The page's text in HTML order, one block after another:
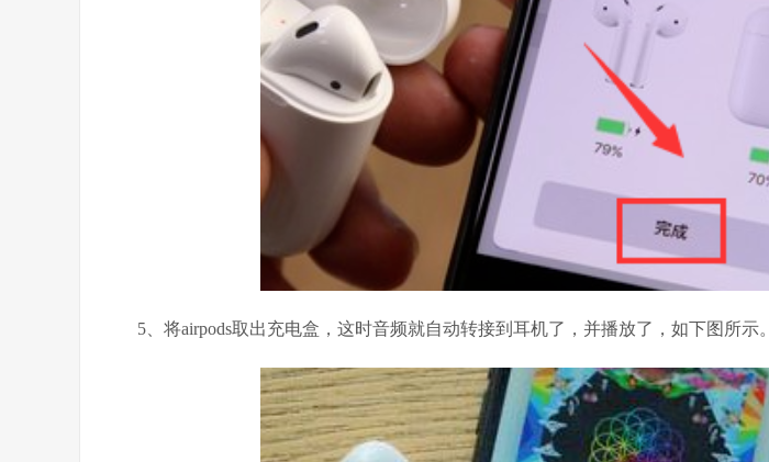
5、将airpods取出充电盒，这时音频就自动转接到耳机了，并播放了，如下图所示。